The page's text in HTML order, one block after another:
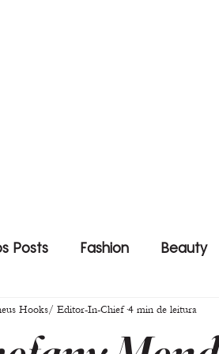
Posts Fashion Beauty
Hooks/ Editor-In-Chief 4 min de leitura